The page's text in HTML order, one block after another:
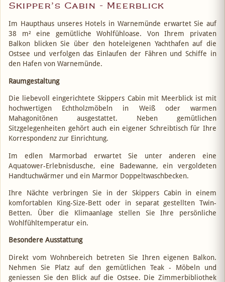
Skipper’s Cabin - Meerblick
Im Haupthaus unseres Hotels in Warnemünde erwartet Sie auf
38 m² eine gemütliche Wohlfühloase. Von Ihrem privaten
Balkon blicken Sie über den hoteleigenen Yachthafen auf die
Ostsee und verfolgen das Einlaufen der Fähren und Schiffe in
den Hafen von Warnemünde.
Raumgestaltung
Die liebevoll eingerichtete Skippers Cabin mit Meerblick ist mit
hochwertigen Echtholzmöbeln in Weiß oder warmen
Mahagonitönen ausgestattet. Neben gemütlichen
Sitzgelegenheiten gehört auch ein eigener Schreibtisch für Ihre
Korrespondenz zur Einrichtung.
Im edlen Marmorbad erwartet Sie unter anderen eine
Aquatower-Erlebnisdusche, eine Badewanne, ein vergoldeten
Handtuchwärmer und ein Marmor Doppeltwaschbecken.
Ihre Nächte verbringen Sie in der Skippers Cabin in einem
komfortablen King-Size-Bett oder in separat gestellten Twin-
Betten. Über die Klimaanlage stellen Sie Ihre persönliche
Wohlfühltemperatur ein.
Besondere Ausstattung
Direkt vom Wohnbereich betreten Sie Ihren eigenen Balkon.
Nehmen Sie Platz auf den gemütlichen Teak - Möbeln und
geniessen Sie den Blick auf die Ostsee. Die Zimmerbibliothek